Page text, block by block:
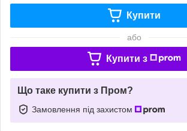
Купити
або
Купити з
Що таке купити з Пром?
Замовлення під захистом